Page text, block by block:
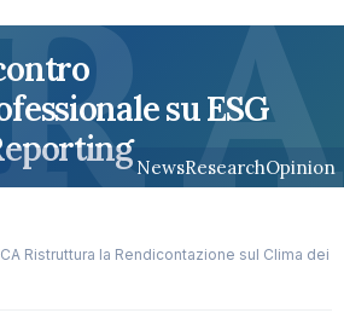
su ESG
NewsResearchOpinion
A
Ristruttura la Rendicontazione sul Clima dei